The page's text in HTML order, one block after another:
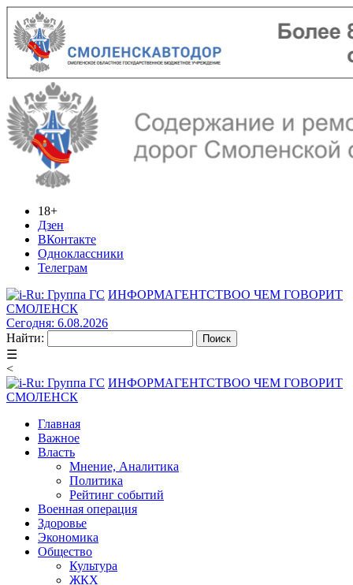
18+
Дзен
ВКонтакте
Одноклассники
Телеграм
ИНФОРМАГЕНТСТВОО ЧЕМ ГОВОРИТ
СМОЛЕНСК
Сегодня: 6.08.2026
Найти:
☰
<
ИНФОРМАГЕНТСТВОО ЧЕМ ГОВОРИТ
СМОЛЕНСК
Главная
Важное
Власть
Мнение, Аналитика
Политика
Рейтинг событий
Военная операция
Здоровье
Экономика
Общество
Культура
ЖКХ